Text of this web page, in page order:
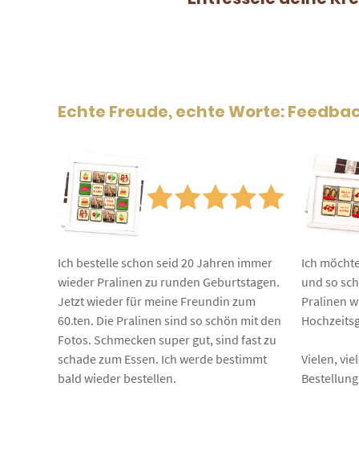
Echte Freude, echte Worte:
Ich bestelle schon seid 20 Jahren immer
wieder Pralinen zu runden Geburtstagen.
Jetzt wieder für meine Freundin zum
60.ten. Die Pralinen sind so schön mit den
Fotos. Schmecken super gut, sind fast zu
schade zum Essen. Ich werde bestimmt
bald wieder bestellen.
Ich
und so
Pralinen
Vielen,